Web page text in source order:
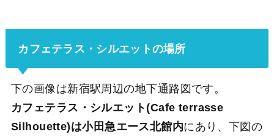
カフェテラス・シルエットの場所
下の画像は新宿駅周辺の地下通路図です。
カフェテラス・シルエット(Cafe terrasse
Silhouette)は小田急エース北館内にあり、下図の